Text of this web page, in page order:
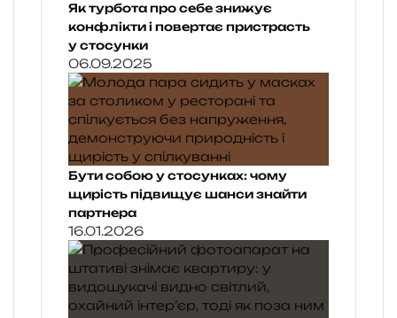
Як турбота про себе знижує
конфлікти і повертає пристрасть
у стосунки
06.09.2025
Бути собою у стосунках: чому
щирість підвищує шанси знайти
партнера
16.01.2026